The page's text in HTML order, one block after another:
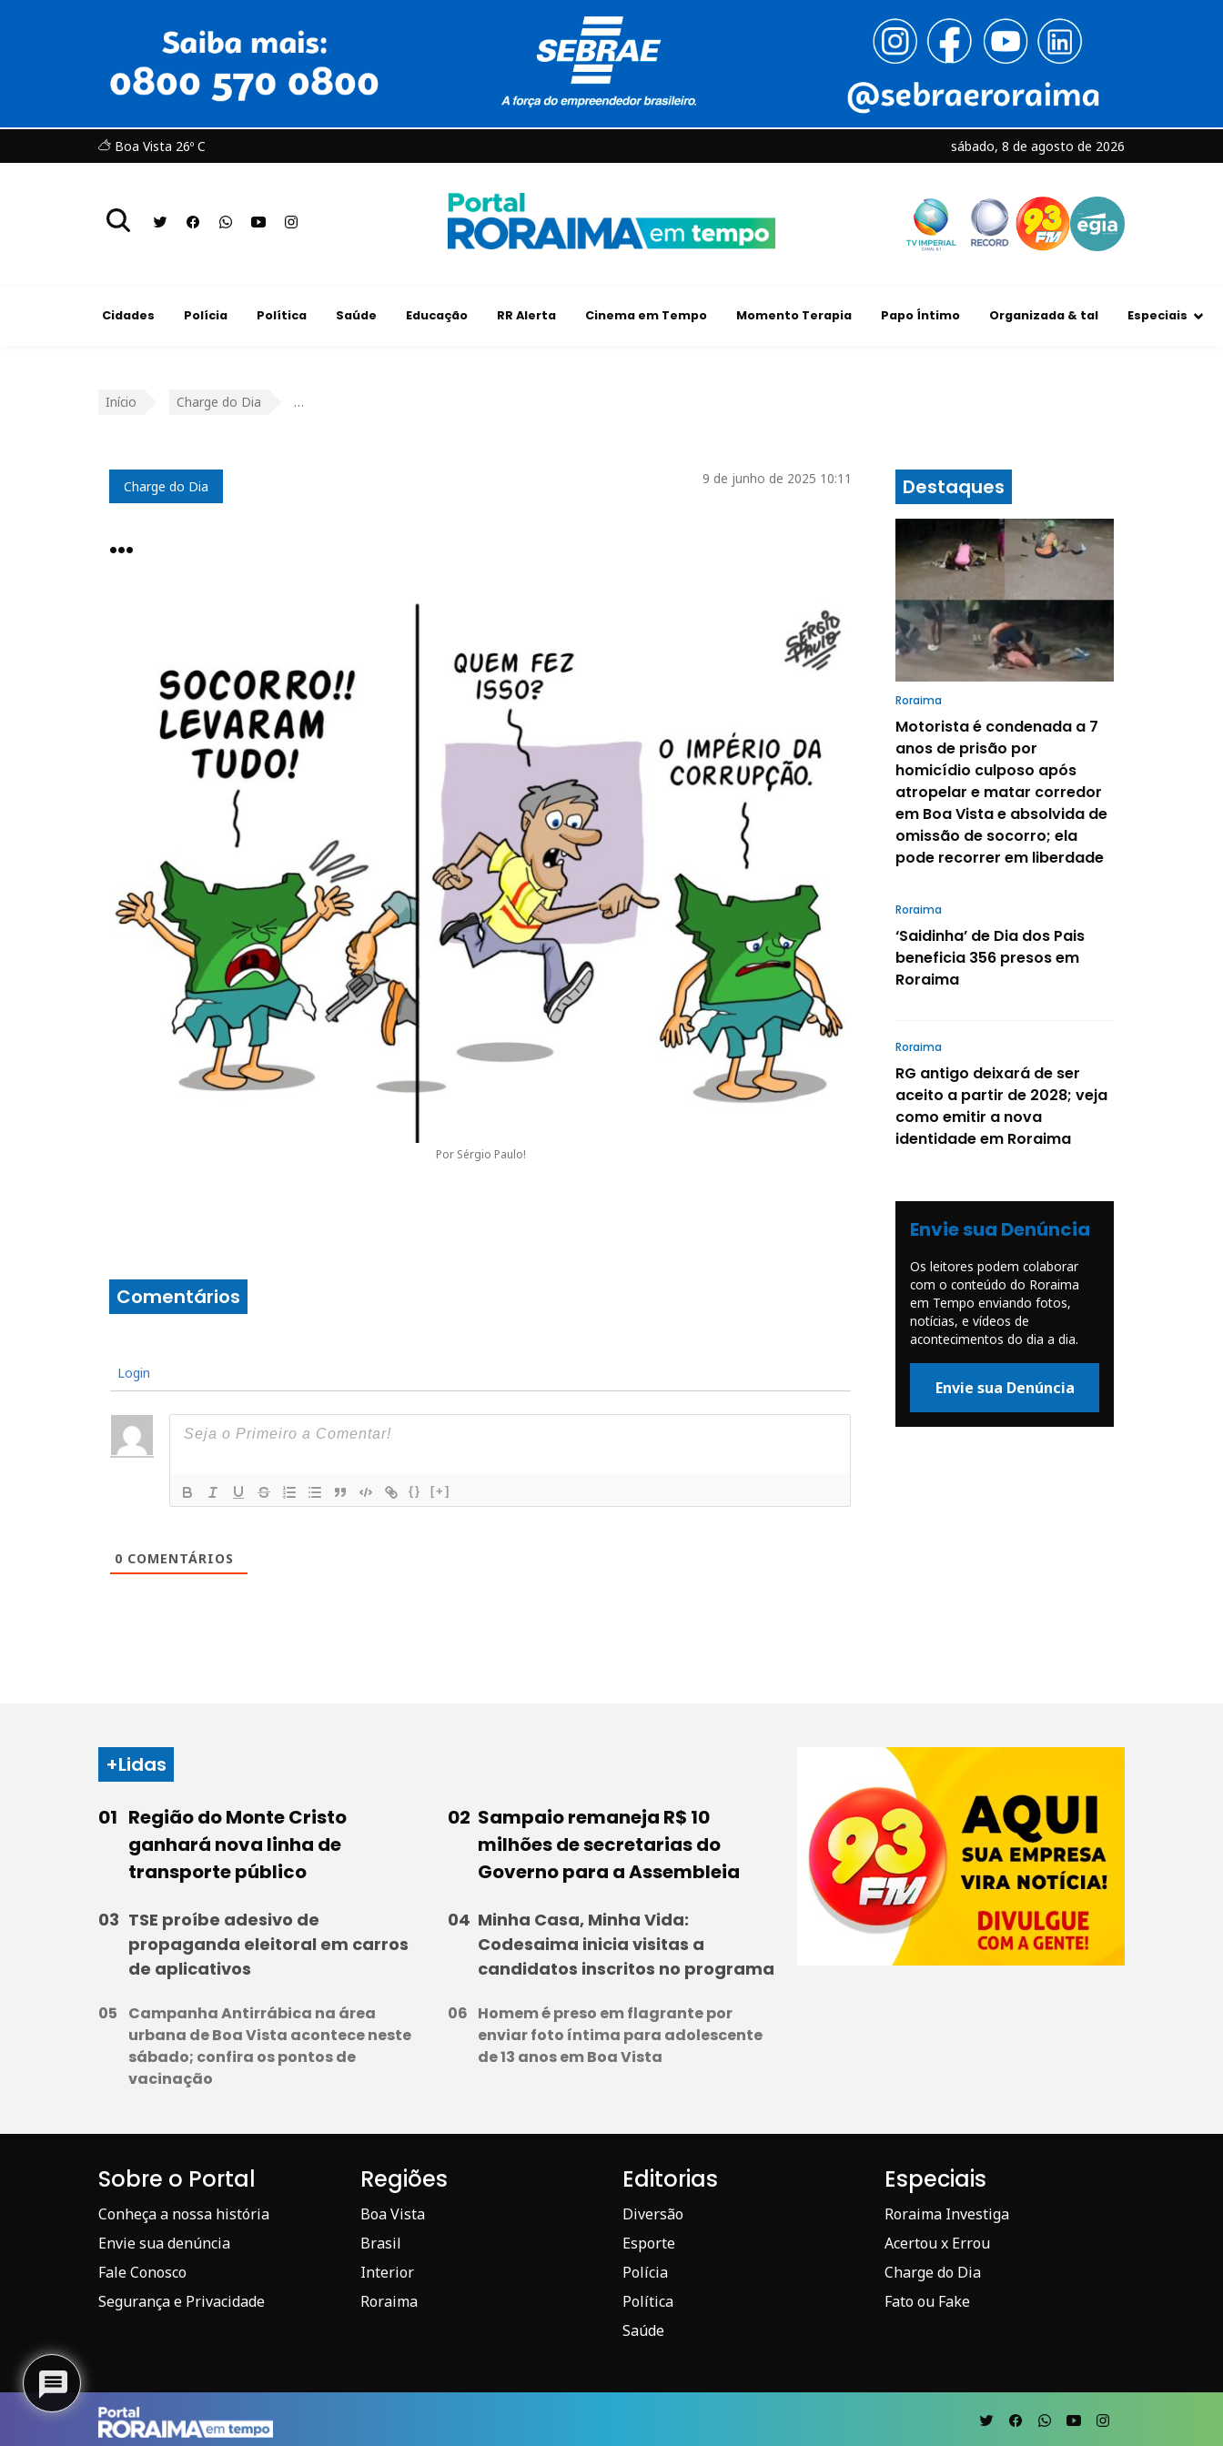
Boa Vista 26º C sábado, 8 de agosto de 2026
Cidades Polícia Política Saúde Educação RR Alerta Cinema em Tempo Momento Terapia Papo Íntimo Organizada & tal Especiais
Início Charge do Dia …
Charge do Dia 9 de junho de 2025 10:11
…
Por Sérgio Paulo!
Comentários
Login
{} [+]
0 COMENTÁRIOS
Destaques
Roraima
Motorista é condenada a 7
anos de prisão por
homicídio culposo após
atropelar e matar corredor
em Boa Vista e absolvida de
omissão de socorro; ela
pode recorrer em liberdade
Roraima
‘Saidinha’ de Dia dos Pais
beneficia 356 presos em
Roraima
Roraima
RG antigo deixará de ser
aceito a partir de 2028; veja
como emitir a nova
identidade em Roraima
Envie sua Denúncia
Os leitores podem colaborar
com o conteúdo do Roraima
em Tempo enviando fotos,
notícias, e vídeos de
acontecimentos do dia a dia.
Envie sua Denúncia
+Lidas
Região do Monte Cristo
ganhará nova linha de
transporte público
Sampaio remaneja R$ 10
milhões de secretarias do
Governo para a Assembleia
TSE proíbe adesivo de
propaganda eleitoral em carros
de aplicativos
Minha Casa, Minha Vida:
Codesaima inicia visitas a
candidatos inscritos no programa
Campanha Antirrábica na área
urbana de Boa Vista acontece neste
sábado; confira os pontos de
vacinação
Homem é preso em flagrante por
enviar foto íntima para adolescente
de 13 anos em Boa Vista
Sobre o Portal
Conheça a nossa história
Envie sua denúncia
Fale Conosco
Segurança e Privacidade
Regiões
Boa Vista
Brasil
Interior
Roraima
Editorias
Diversão
Esporte
Polícia
Política
Saúde
Especiais
Roraima Investiga
Acertou x Errou
Charge do Dia
Fato ou Fake